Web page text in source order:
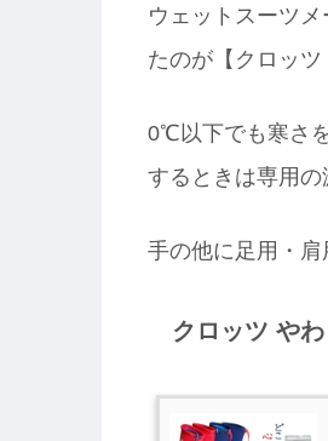
ウェットスーツ
たのが【クロッツ
0℃以下でも寒さ
するときは専用
手の他に足用・肩
クロッツ や